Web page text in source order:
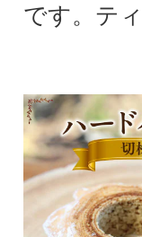
です。テ